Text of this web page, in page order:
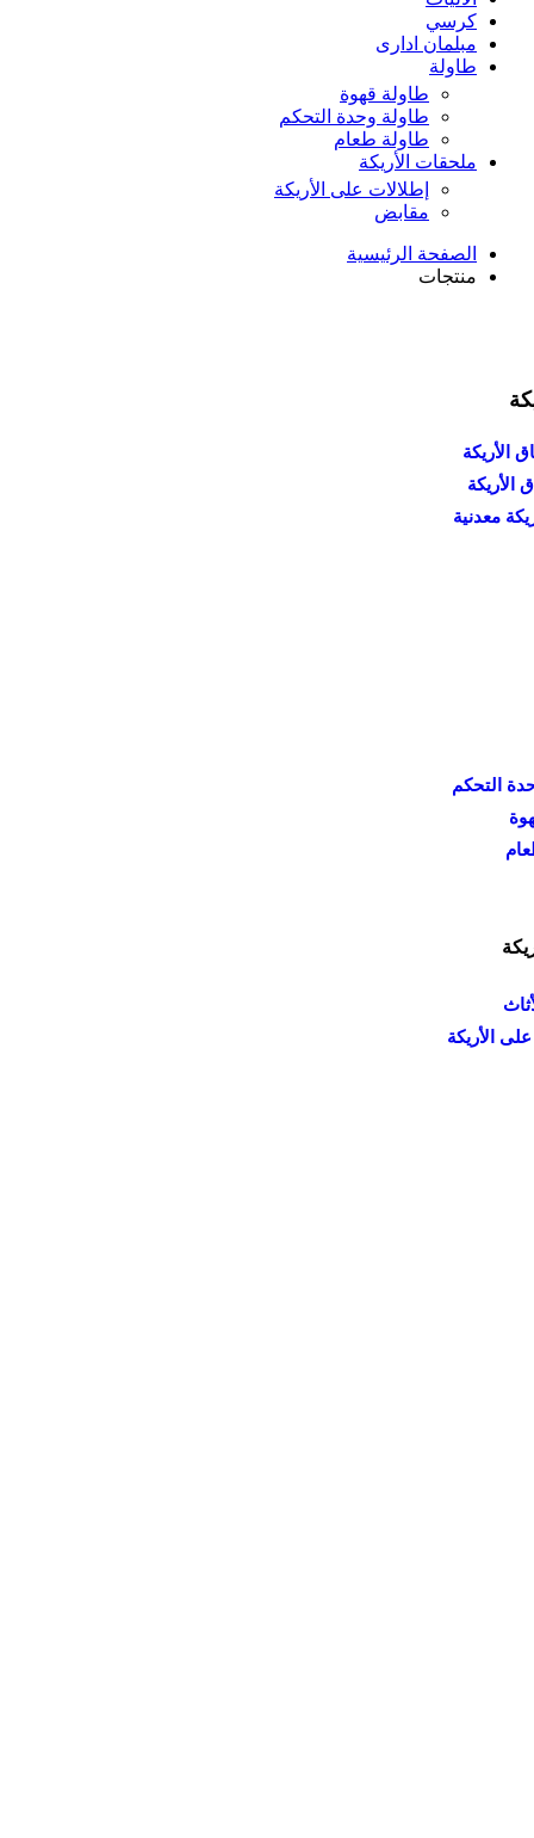
كرسي
مبلمان اداری
طاولة
طاولة قهوة
طاولة وحدة التحكم
طاولة طعام
ملحقات الأريكة
إطلالات على الأريكة
مقابض
الصفحة الرئيسية
منتجات
الأريكة
معدنية
التحكم
الأريكة